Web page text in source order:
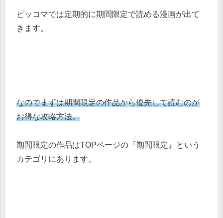
ピッコマでは定期的に期間限定で読める漫画が出て
きます。
なのでまずは期間限定の作品から優先して読むのが
お得な攻略方法。
期間限定の作品はTOPページの『期間限定』という
カテゴリにあります。